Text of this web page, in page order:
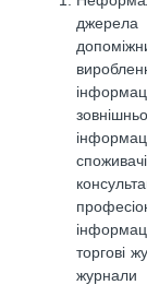
торгові